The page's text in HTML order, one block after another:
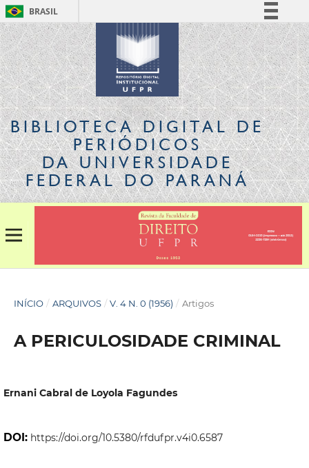
BRASIL
Simplifique!
Comunica BR
Participe
Acesso à informação
Legislação
Canais
BIBLIOTECA DIGITALDE
PERIÓDICOS
DA UNIVERSIDADE
FEDERAL DO PARANÁ
INÍCIO / ARQUIVOS / V. 4 N. 0 (1956) / Artigos
A PERICULOSIDADE CRIMINAL
Ernani Cabral de Loyola Fagundes
DOI: https://doi.org/10.5380/rfdufpr.v4i0.6587